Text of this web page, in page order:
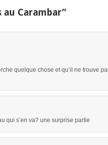
au Carambar”
quelque chose et qu’il ne trouve
qui s’en va? une surprise partie